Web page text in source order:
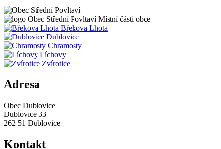
Obec Střední PovltavíMístní části obce
Břekova Lhota
Dublovice
Chramosty
Líchovy
Zvírotice
Adresa
Obec Dublovice
Dublovice 33
262 51 Dublovice
Kontakt